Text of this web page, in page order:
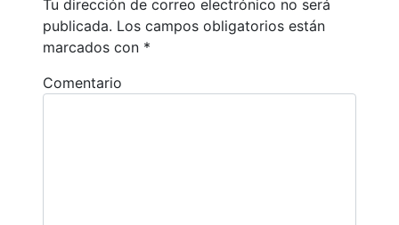
Tu dirección de correo electrónico no será
publicada. Los campos obligatorios están
marcados con *
Comentario